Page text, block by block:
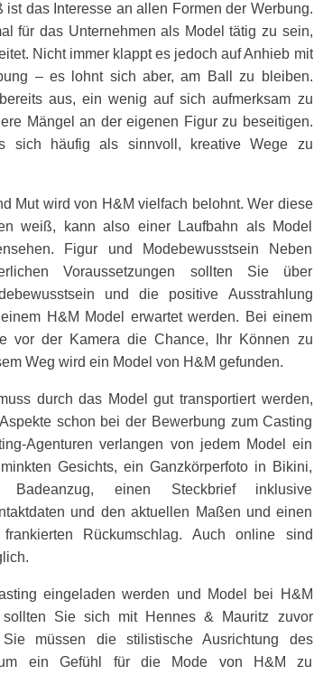
ist das Interesse an allen Formen der Werbung.
für das Unternehmen als Model tätig zu sein,
Nicht immer klappt es jedoch auf Anhieb mit
– es lohnt sich aber, am Ball zu bleiben.
aus, ein wenig auf sich aufmerksam zu
Mängel an der eigenen Figur zu beseitigen.
sich häufig als sinnvoll, kreative Wege zu
Mut wird von H&M vielfach belohnt. Wer diese
weiß, kann also einer Laufbahn als Model
Figur und Modebewusstsein Neben
Voraussetzungen sollten Sie über
und die positive Ausstrahlung
H&M Model erwartet werden. Bei einem
vor der Kamera die Chance, Ihr Können zu
Weg wird ein Model von H&M gefunden.
durch das Model gut transportiert werden,
schon bei der Bewerbung zum Casting
Agenturen verlangen von jedem Model ein
Gesichts, ein Ganzkörperfoto in Bikini,
Badeanzug, einen Steckbrief inklusive
und den aktuellen Maßen und einen
Rückumschlag. Auch online sind
eingeladen werden und Model bei H&M
sollten Sie sich mit Hennes & Mauritz zuvor
Sie müssen die stilistische Ausrichtung des
ein Gefühl für die Mode von H&M zu